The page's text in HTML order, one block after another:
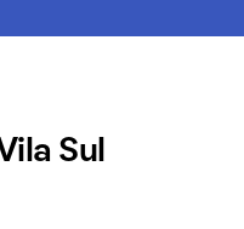
Sul